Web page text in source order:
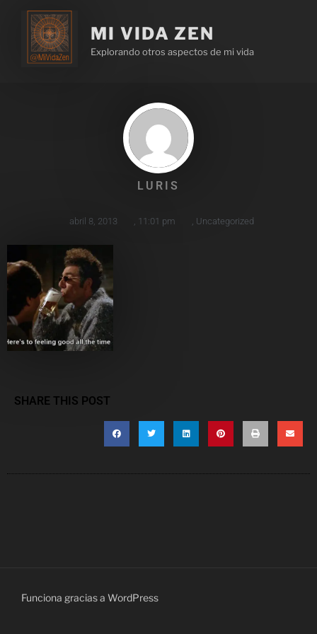
MI VIDA ZEN
Explorando otros aspectos de mi vida
LURIS
abril 8, 2013 11:01 pm Uncategorized
SHARE THIS POST
Funciona gracias a WordPress